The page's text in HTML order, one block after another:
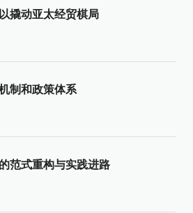
撬动亚太经贸棋局
制和政策体系
范式重构与实践进路